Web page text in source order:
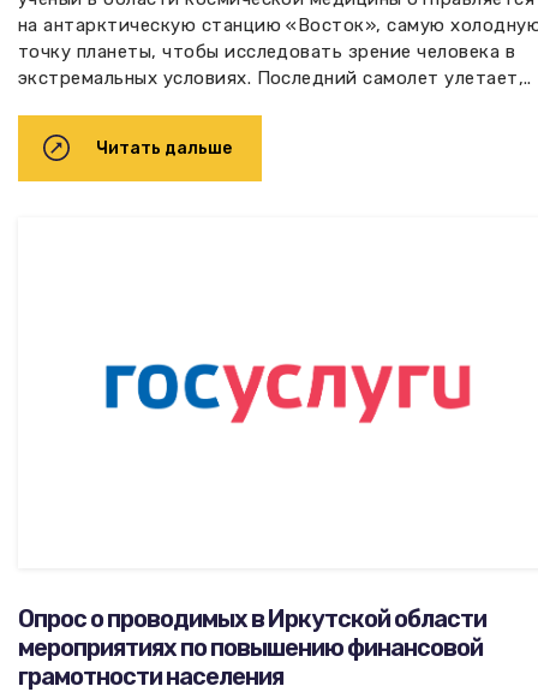
на антарктическую станцию «Восток», самую
точку планеты, чтобы исследовать зрение человека в
экстремальных условиях. Последний самолет улетает,..
Читать дальше
Опрос о проводимых в Иркутской области
мероприятиях по повышению финансовой
грамотности населения